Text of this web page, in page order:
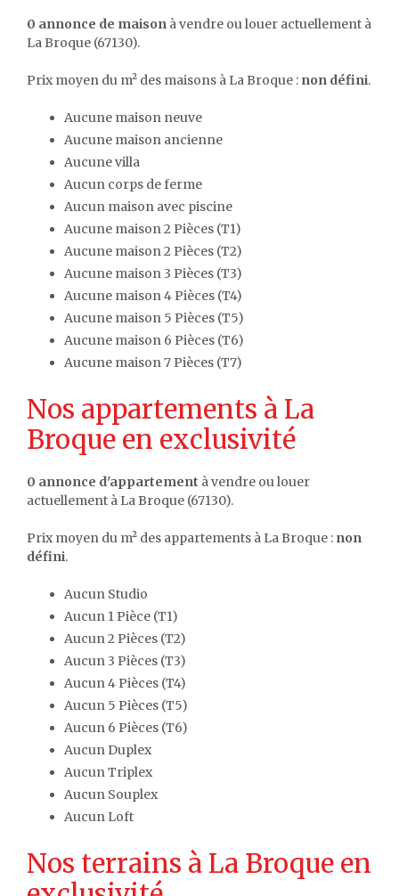
0 annonce de maison à vendre ou louer actuellement à
La Broque (67130).
Prix moyen du m² des maisons à La Broque : non défini.
Aucune maison neuve
Aucune maison ancienne
Aucune villa
Aucun corps de ferme
Aucun maison avec piscine
Aucune maison 2 Pièces (T1)
Aucune maison 2 Pièces (T2)
Aucune maison 3 Pièces (T3)
Aucune maison 4 Pièces (T4)
Aucune maison 5 Pièces (T5)
Aucune maison 6 Pièces (T6)
Aucune maison 7 Pièces (T7)
Nos appartements à La
Broque en exclusivité
0 annonce d'appartement à vendre ou louer
actuellement à La Broque (67130).
Prix moyen du m² des appartements à La Broque : non
défini.
Aucun Studio
Aucun 1 Pièce (T1)
Aucun 2 Pièces (T2)
Aucun 3 Pièces (T3)
Aucun 4 Pièces (T4)
Aucun 5 Pièces (T5)
Aucun 6 Pièces (T6)
Aucun Duplex
Aucun Triplex
Aucun Souplex
Aucun Loft
Nos terrains à La Broque en